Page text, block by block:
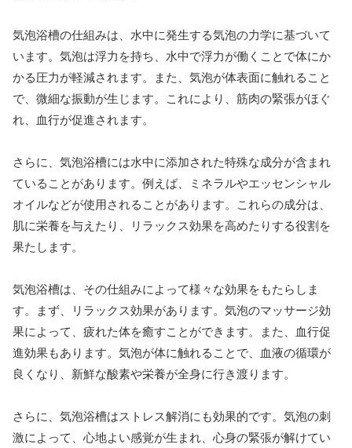
気泡浴槽の仕組みは、水中に発生する気泡の力学に基づいて
います。気泡は浮力を持ち、水中で浮力が働くことで体にか
かる圧力が軽減されます。また、気泡が体表面に触れること
で、微細な振動が生じます。これにより、筋肉の緊張がほぐ
れ、血行が促進されます。
さらに、気泡浴槽には水中に添加された特殊な成分が含まれ
ていることがあります。例えば、ミネラルやエッセンシャル
オイルなどが使用されることがあります。これらの成分は、
肌に栄養を与えたり、リラックス効果を高めたりする役割を
果たします。
気泡浴槽は、その仕組みによって様々な効果をもたらしま
す。まず、リラックス効果があります。気泡のマッサージ効
果によって、疲れた体を癒すことができます。また、血行促
進効果もあります。気泡が体に触れることで、血液の循環が
良くなり、新鮮な酸素や栄養が全身に行き渡ります。
さらに、気泡浴槽はストレス解消にも効果的です。気泡の刺
激によって、心地よい感覚が生まれ、心身の緊張が解けてい